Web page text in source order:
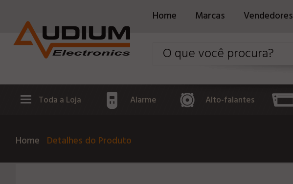
Home Marcas Vendedores
Toda a Loja Alarme Alto-falantes
Home Detalhes do Produto